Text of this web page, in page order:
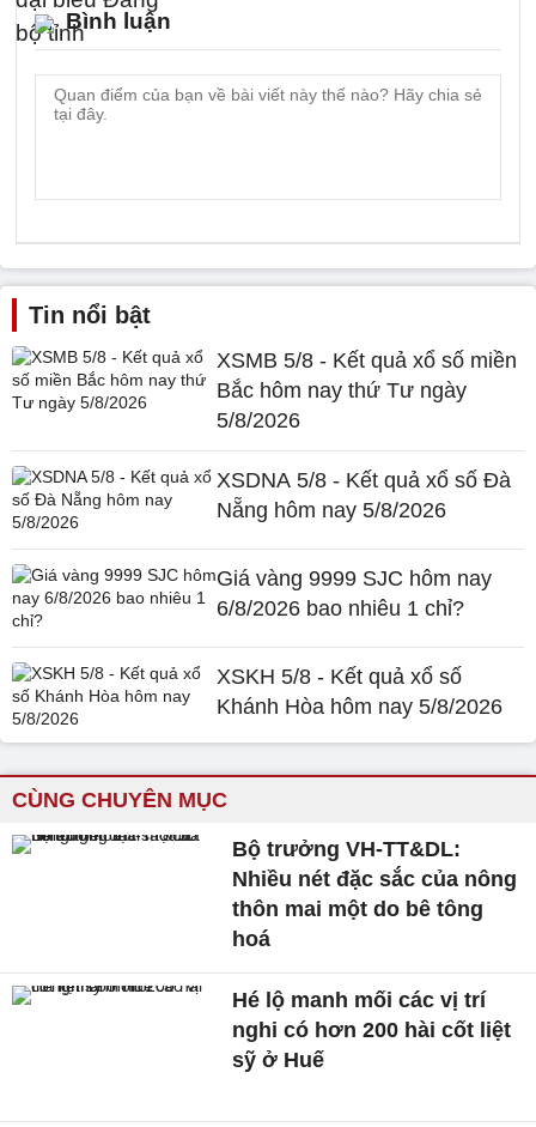
Bình luận
Tin nổi bật
XSMB 5/8 - Kết quả xổ số miền
Bắc hôm nay thứ Tư ngày
5/8/2026
XSDNA 5/8 - Kết quả xổ số Đà
Nẵng hôm nay 5/8/2026
Giá vàng 9999 SJC hôm nay
6/8/2026 bao nhiêu 1 chỉ?
XSKH 5/8 - Kết quả xổ số
Khánh Hòa hôm nay 5/8/2026
CÙNG CHUYÊN MỤC
Bộ trưởng VH-TT&DL:
Nhiều nét đặc sắc của nông
thôn mai một do bê tông
hoá
Hé lộ manh mối các vị trí
nghi có hơn 200 hài cốt liệt
sỹ ở Huế